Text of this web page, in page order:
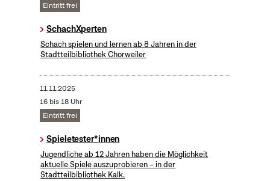
Eintritt frei
SchachXperten
Schach spielen und lernen ab 8 Jahren in der
Stadtteilbibliothek Chorweiler
11.11.2025
16 bis 18 Uhr
Eintritt frei
Spieletester*innen
Jugendliche ab 12 Jahren haben die Möglichkeit
aktuelle Spiele auszuprobieren – in der
Stadtteilbibliothek Kalk.